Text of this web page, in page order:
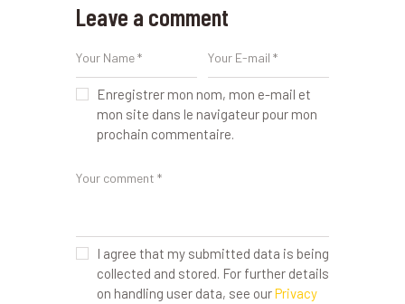
Leave a comment
Enregistrer mon nom, mon e-mail et
mon site dans le navigateur pour mon
prochain commentaire.
I agree that my submitted data is being
collected and stored. For further details
on handling user data, see ourPrivacy